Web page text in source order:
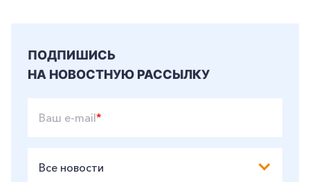
ПОДПИШИСЬ
НА НОВОСТНУЮ РАССЫЛКУ
Ваш e-mail*
Все новости